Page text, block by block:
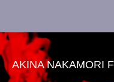
AKINA NAKAMORI